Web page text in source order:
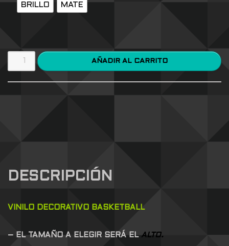
BRILLO MATE
AÑADIR AL CARRITO
DESCRIPCIÓN
VINILO DECORATIVO BASKETBALL
– EL TAMAÑO A ELEGIR SERÁ ELALTO.